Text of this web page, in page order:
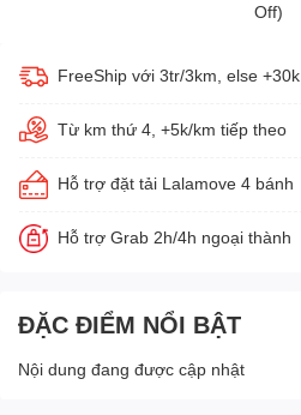
Off)
FreeShip với 3tr/3km, else +30k
Từ km thứ 4, +5k/km tiếp theo
Hỗ trợ đặt tải Lalamove 4 bánh
Hỗ trợ Grab 2h/4h ngoại thành
ĐẶC ĐIỂM NỔI BẬT
Nội dung đang được cập nhật